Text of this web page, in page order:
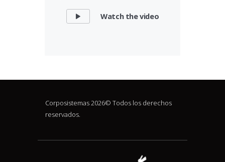
Watch the video
Corposistemas 2026© Todos los derechos
reservados.